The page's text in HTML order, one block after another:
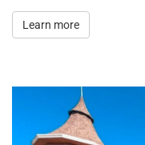
Learn more